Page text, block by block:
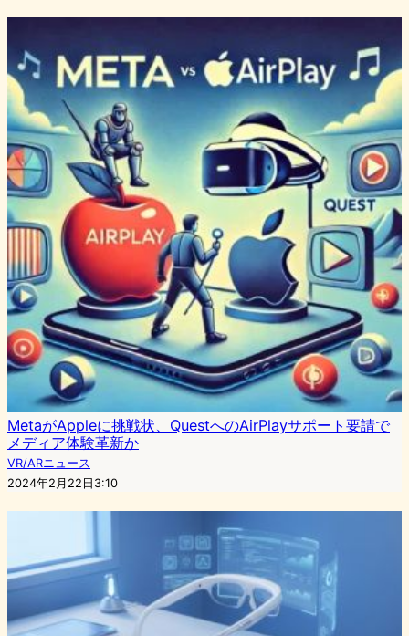
MetaがAppleに挑戦状、QuestへのAirPlayサポート要請で
メディア体験革新か
VR/ARニュース
2024年2月22日3:10